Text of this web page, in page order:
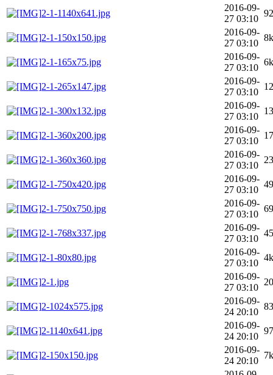
2-1-1140x641.jpg
2016-09-
27 03:10
2-1-150x150.jpg
2016-09-
27 03:10
8k
2-1-165x75.jpg
2016-09-
27 03:10
6k
2-1-265x147.jpg
2016-09-
27 03:10
2-1-300x132.jpg
2016-09-
27 03:10
2-1-360x200.jpg
2016-09-
27 03:10
2-1-360x360.jpg
2016-09-
27 03:10
2-1-750x420.jpg
2016-09-
27 03:10
2-1-750x750.jpg
2016-09-
27 03:10
2-1-768x337.jpg
2016-09-
27 03:10
2-1-80x80.jpg
2016-09-
27 03:10
4k
2-1.jpg
2016-09-
27 03:10
2-1024x575.jpg
2016-09-
24 20:10
2-1140x641.jpg
2016-09-
24 20:10
2-150x150.jpg
2016-09-
24 20:10
7k